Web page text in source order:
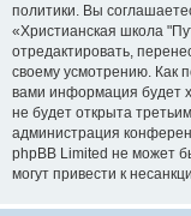
политики. Вы
«Христианская школа
отредактировать,
своему усмотрению. Как
вами информация будет
не будет открыта
администрация
phpBB Limited не может
могут привести к